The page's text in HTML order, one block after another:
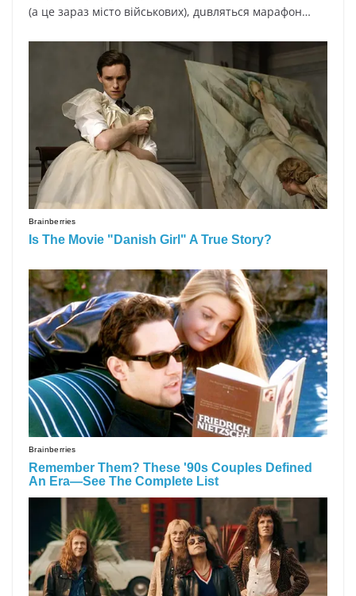
(а це зараз місто військових), дuвляться марафон…